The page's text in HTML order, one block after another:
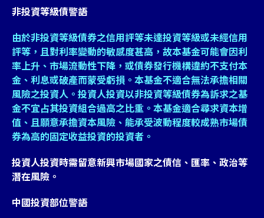
非投資等級債警語
由於非投資等級債券之信用評等未達投資等級或未經信用
評等，且對利率變動的敏感度甚高，故本基金可能會因利
率上升、市場流動性下降，或債券發行機構違約不支付本
金、利息或破產而蒙受虧損。本基金不適合無法承擔相關
風險之投資人。投資人投資以非投資等級債券為訴求之基
金不宜占其投資組合過高之比重。本基金適合尋求資本增
值、且願意承擔資本風險、能承受波動程度較成熟市場債
券為高的固定收益投資的投資者。
投資人投資時需留意新興市場國家之債信、匯率、政治等
潛在風險。
中國投資部位警語